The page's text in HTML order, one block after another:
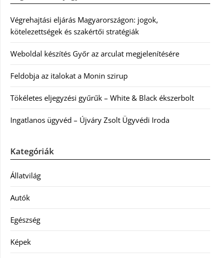
Végrehajtási eljárás Magyarországon: jogok,
kötelezettségek és szakértői stratégiák
Weboldal készítés Győr az arculat megjelenítésére
Feldobja az italokat a Monin szirup
Tökéletes eljegyzési gyűrűk – White & Black ékszerbolt
Ingatlanos ügyvéd – Újváry Zsolt Ügyvédi Iroda
Kategóriák
Állatvilág
Autók
Egészség
Képek